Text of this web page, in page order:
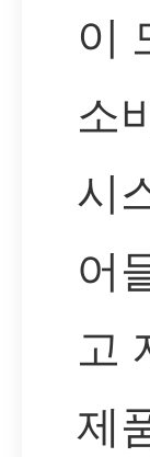
이
소
시
어
고
제